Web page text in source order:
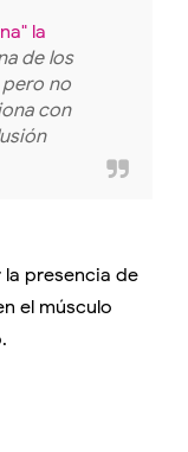
la
de los
no
con
presencia de
el músculo